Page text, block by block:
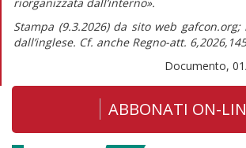
Stampa (9.3.2026) da sito web
dall’inglese. Cf. anche Regno-att.
Documento,
ABBONATI ON-